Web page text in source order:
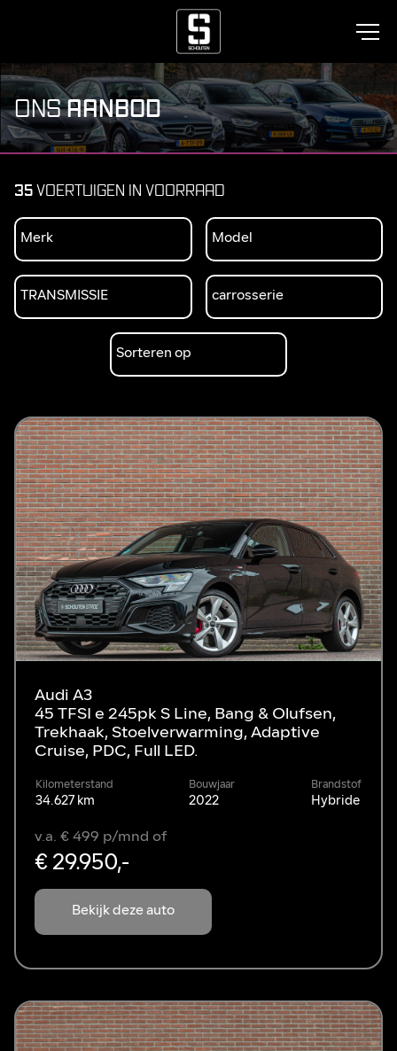
ONSAANBOD
35VOERTUIGEN IN VOORRAAD
Audi A3
45 TFSI e 245pk S Line, Bang & Olufsen,
Trekhaak, Stoelverwarming, Adaptive
Cruise, PDC, Full LED.
Kilometerstand
34.627 km
Bouwjaar
2022
Brandstof
Hybride
Bekijk deze auto
v.a. € 499 p/mnd of
€ 29.950,-